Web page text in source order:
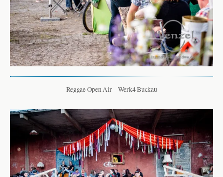
Reggae Open Air – Werk4 Buckau